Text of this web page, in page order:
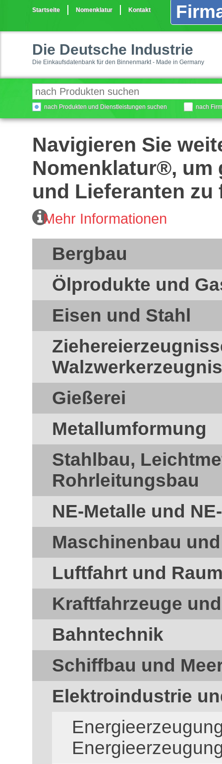
Startseite Nomenklatur Kontakt
Die Deutsche Industrie
Die Einkaufsdatenbank für den Binnenmarkt - Made in Germany
nach Produkten und Dienstleistungen suchen nach
Navigieren Sie
Nomenklatur®, um
und Lieferanten zu
Mehr Informationen
Bergbau
Ölprodukte und
Eisen und Stahl
Gießerei
Metallumformung
Stahlbau,
Rohrleitungsbau
NE-Metalle und
Maschinenbau
Luftfahrt und
Kraftfahrzeuge
Bahntechnik
Schiffbau und
Elektroindustrie